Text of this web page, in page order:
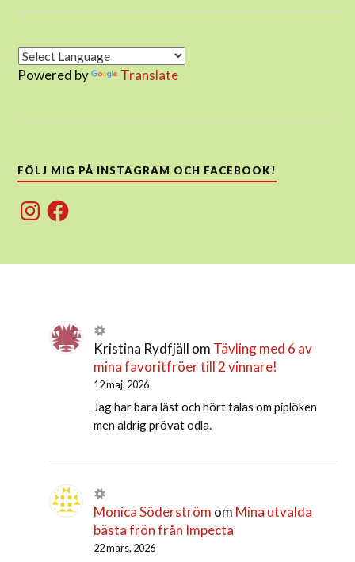
Powered by Translate
FÖLJ MIG PÅ INSTAGRAM OCH FACEBOOK!
InstagramFacebook
Kristina Rydfjäll om Tävling med 6 av
mina favoritfröer till 2 vinnare!
12 maj, 2026
Jag har bara läst och hört talas om piplöken
men aldrig prövat odla.
Monica Söderström om Mina utvalda
bästa frön från Impecta
22 mars, 2026